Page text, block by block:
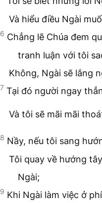
Và hiểu điều Ngài
6 Chẳng lẽ Chúa đem
tranh luận với tôi
Không, Ngài sẽ lắng
7 Tại đó người ngay
Và tôi sẽ mãi mãi
8 Nầy, nếu tôi sang
Tôi quay về hướng
Ngài;
9 Khi Ngài làm việc ở